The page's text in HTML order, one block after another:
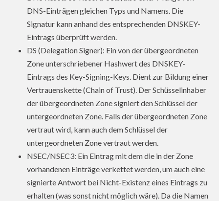
DNS-Einträgen gleichen Typs und Namens. Die
Signatur kann anhand des entsprechenden DNSKEY-
Eintrags überprüft werden.
DS (Delegation Signer): Ein von der übergeordneten
Zone unterschriebener Hashwert des DNSKEY-
Eintrags des Key-Signing-Keys. Dient zur Bildung einer
Vertrauenskette (Chain of Trust). Der Schüsselinhaber
der übergeordneten Zone signiert den Schlüssel der
untergeordneten Zone. Falls der übergeordneten Zone
vertraut wird, kann auch dem Schlüssel der
untergeordneten Zone vertraut werden.
NSEC/NSEC3: Ein Eintrag mit dem die in der Zone
vorhandenen Einträge verkettet werden, um auch eine
signierte Antwort bei Nicht-Existenz eines Eintrags zu
erhalten (was sonst nicht möglich wäre). Da die Namen